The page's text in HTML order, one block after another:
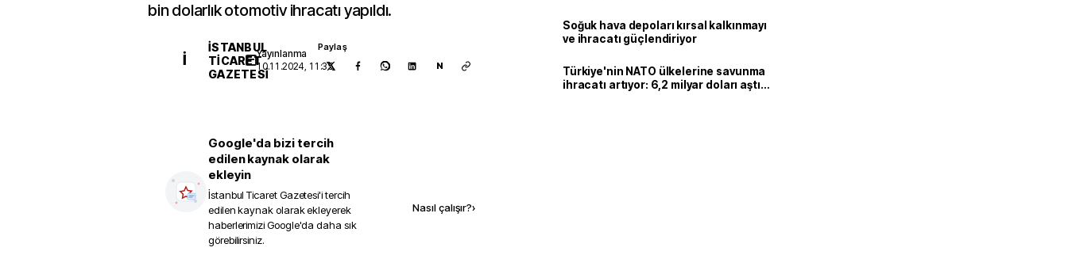
bin dolarlık otomotiv ihracatı yapıldı.
İ
İSTANBUL
TICARET
GAZETESI
Yayınlanma
10.11.2024, 11:35
Paylaş
N
Google'da bizi tercih
edilen kaynak olarak
ekleyin
İstanbul Ticaret Gazetesi'i tercih
edilen kaynak olarak ekleyerek
haberlerimizi Google'da daha sık
görebilirsiniz.
Nasıl çalışır?›
Soğuk hava depoları kırsal kalkınmayı
ve ihracatı güçlendiriyor
Türkiye'nin NATO ülkelerine savunma
ihracatı artıyor: 6,2 milyar doları aştı